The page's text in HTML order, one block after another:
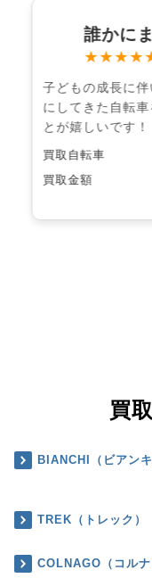
誰かに
子どもの成長に
にしてきた自転
とが嬉しいです！
買取自転車
買取金額
買
BIANCHI（ビアンキ
TREK（トレック）
COLNAGO（コルナ